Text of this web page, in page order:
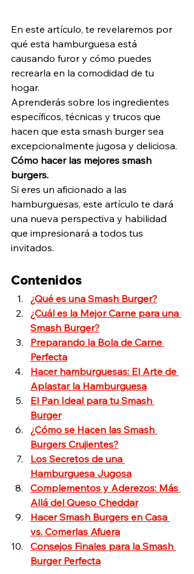
En este artículo, te revelaremos por
qué esta hamburguesa está
causando furor y cómo puedes
recrearla en la comodidad de tu
hogar.
Aprenderás sobre los ingredientes
específicos, técnicas y trucos que
hacen que esta smash burger sea
excepcionalmente jugosa y deliciosa.
Cómo hacer las mejores smash
burgers.
Si eres un aficionado a las
hamburguesas, este artículo te dará
una nueva perspectiva y habilidad
que impresionará a todos tus
invitados.
Contenidos
¿Qué es una Smash Burger?
¿Cuál es la Mejor Carne para una
Smash Burger?
Preparando la Bola de Carne
Perfecta
Hacer hamburguesas: El Arte de
Aplastar la Hamburguesa
El Pan Ideal para tu Smash
Burger
¿Cómo se Hacen las Smash
Burgers Crujientes?
Los Secretos de una
Hamburguesa Jugosa
Complementos y Aderezos: Más
Allá del Queso Cheddar
Hacer Smash Burgers en Casa
vs. Comerlas Afuera
Consejos Finales para la Smash
Burger Perfecta